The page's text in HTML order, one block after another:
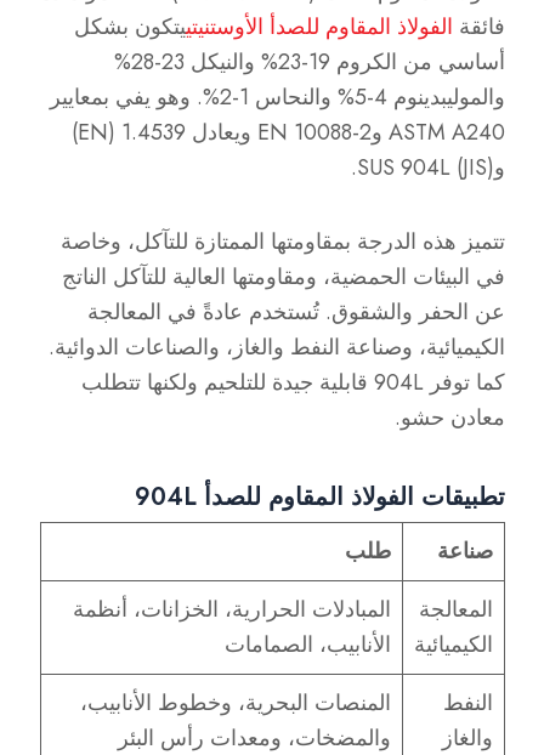
فائقة الفولاذ المقاوم للصدأ الأوستنيتييتكون بشكل
أساسي من الكروم 19-23% والنيكل 23-28%
والموليبدينوم 4-5% والنحاس 1-2%. وهو يفي بمعايير
ASTM A240 وEN 10088-2 ويعادل 1.4539 (EN)
وSUS 904L (JIS).
تتميز هذه الدرجة بمقاومتها الممتازة للتآكل، وخاصة
في البيئات الحمضية، ومقاومتها العالية للتآكل الناتج
عن الحفر والشقوق. تُستخدم عادةً في المعالجة
الكيميائية، وصناعة النفط والغاز، والصناعات الدوائية.
كما توفر 904L قابلية جيدة للتلحيم ولكنها تتطلب
معادن حشو.
تطبيقات الفولاذ المقاوم للصدأ 904L
صناعة
طلب
المعالجة
الكيميائية
المبادلات الحرارية، الخزانات، أنظمة
الأنابيب، الصمامات
النفط
والغاز
المنصات البحرية، وخطوط الأنابيب،
والمضخات، ومعدات رأس البئر